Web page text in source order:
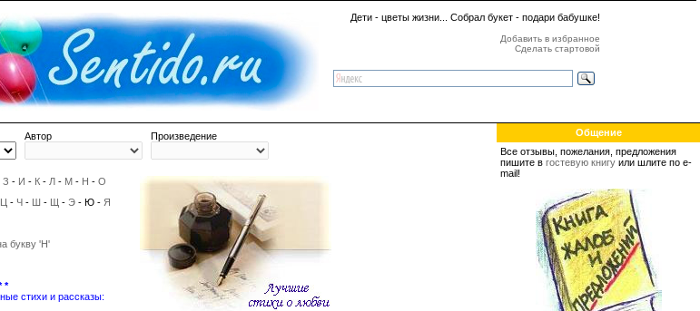
Дети - цветы жизни... Собрал букет - подари бабушке!
Добавить в избранное
Сделать стартовой
Автор Произведение
З - И - К- Л- М- Н - О
Ц - Ч- Ш- Щ - Э- Ю - Я
букву 'Н'
*
стихи и рассказы:
Общение
Все отзывы, пожелания, предложения
пишите в гостевую книгу или шлите по e-
mail!